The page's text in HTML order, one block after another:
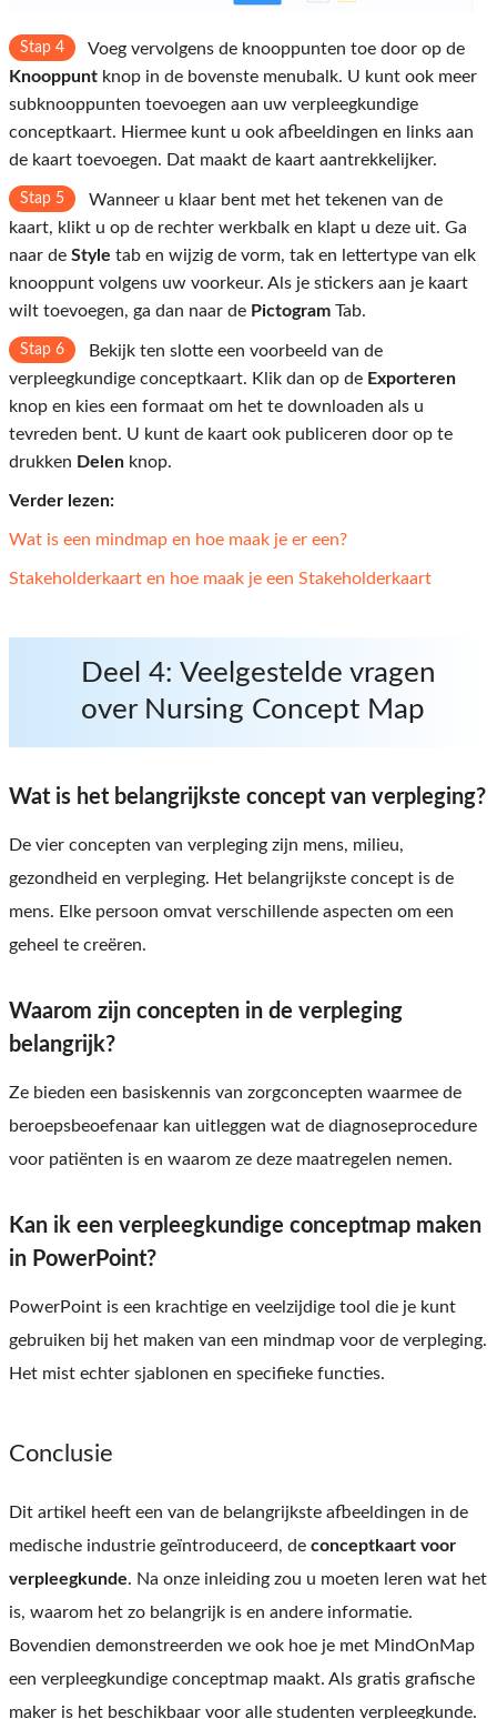
Stap 4
Voeg vervolgens de knooppunten toe door op de
Knooppunt knop in de bovenste menubalk. U kunt ook meer
subknooppunten toevoegen aan uw verpleegkundige
conceptkaart. Hiermee kunt u ook afbeeldingen en links aan
de kaart toevoegen. Dat maakt de kaart aantrekkelijker.
Stap 5
Wanneer u klaar bent met het tekenen van de
kaart, klikt u op de rechter werkbalk en klapt u deze uit. Ga
naar de Style tab en wijzig de vorm, tak en lettertype van elk
knooppunt volgens uw voorkeur. Als je stickers aan je kaart
wilt toevoegen, ga dan naar de Pictogram Tab.
Stap 6
Bekijk ten slotte een voorbeeld van de
verpleegkundige conceptkaart. Klik dan op de Exporteren
knop en kies een formaat om het te downloaden als u
tevreden bent. U kunt de kaart ook publiceren door op te
drukken Delen knop.
Verder lezen:
Wat is een mindmap en hoe maak je er een?
Stakeholderkaart en hoe maak je een Stakeholderkaart
Deel 4: Veelgestelde vragen
over Nursing Concept Map
Wat is het belangrijkste concept van verpleging?
De vier concepten van verpleging zijn mens, milieu,
gezondheid en verpleging. Het belangrijkste concept is de
mens. Elke persoon omvat verschillende aspecten om een ​​
geheel te creëren.
Waarom zijn concepten in de verpleging
belangrijk?
Ze bieden een basiskennis van zorgconcepten waarmee de
beroepsbeoefenaar kan uitleggen wat de diagnoseprocedure
voor patiënten is en waarom ze deze maatregelen nemen.
Kan ik een verpleegkundige conceptmap maken
in PowerPoint?
PowerPoint is een krachtige en veelzijdige tool die je kunt
gebruiken bij het maken van een mindmap voor de verpleging.
Het mist echter sjablonen en specifieke functies.
Conclusie
Dit artikel heeft een van de belangrijkste afbeeldingen in de
medische industrie geïntroduceerd, de conceptkaart voor
verpleegkunde. Na onze inleiding zou u moeten leren wat het
is, waarom het zo belangrijk is en andere informatie.
Bovendien demonstreerden we ook hoe je met MindOnMap
een verpleegkundige conceptmap maakt. Als gratis grafische
maker is het beschikbaar voor alle studenten verpleegkunde.